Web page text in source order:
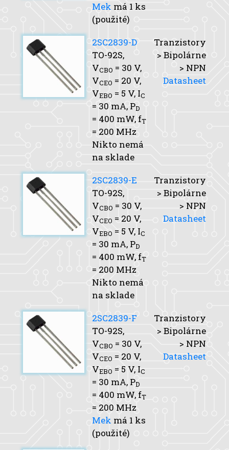
Mek má 1 ks
(použité)
2SC2839-D
TO-92S,
VCBO = 30 V,
VCEO = 20 V,
VEBO = 5 V, IC
= 30 mA, PD
= 400 mW, fT
= 200 MHz
Nikto nemá
na sklade
Tranzistory
> Bipolárne
> NPN
Datasheet
2SC2839-E
TO-92S,
VCBO = 30 V,
VCEO = 20 V,
VEBO = 5 V, IC
= 30 mA, PD
= 400 mW, fT
= 200 MHz
Nikto nemá
na sklade
Tranzistory
> Bipolárne
> NPN
Datasheet
2SC2839-F
TO-92S,
VCBO = 30 V,
VCEO = 20 V,
VEBO = 5 V, IC
= 30 mA, PD
= 400 mW, fT
= 200 MHz
Mek má 1 ks
(použité)
Tranzistory
> Bipolárne
> NPN
Datasheet